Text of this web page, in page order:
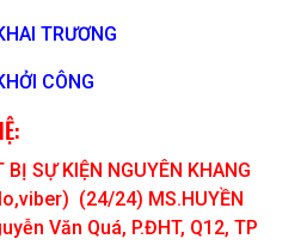
TRƯƠNG
CÔNG
SỰ KIỆN NGUYÊN KHANG
(24/24) MS.HUYỀN
Văn Quá, P.ĐHT, Q12, TP